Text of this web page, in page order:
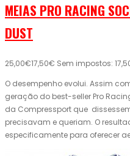
MEIAS PRO RACING
DUST
25,00€17,50€ Sem impostos:
O desempenho evolui. Assim
geração do best-seller Pro
da Compressport que
precisavam e queriam. O
especificamente para oferecer